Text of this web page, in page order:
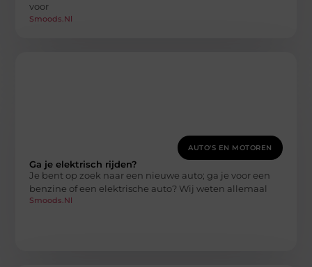
voor
Smoods.nl
AUTO'S EN MOTOREN
Ga je elektrisch rijden?
Je bent op zoek naar een nieuwe auto; ga je voor een
benzine of een elektrische auto? Wij weten allemaal
Smoods.nl